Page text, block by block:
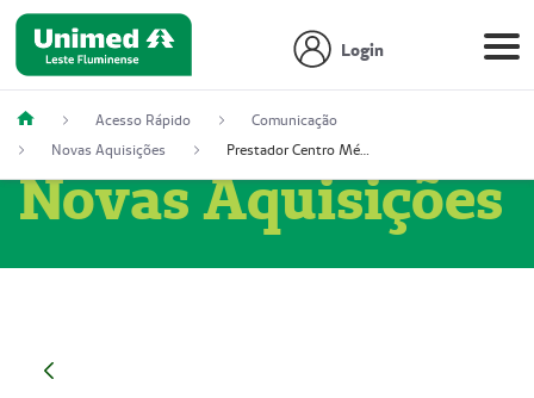
Login
Acesso Rápido
Comunicação
Novas Aquisições
Prestador Centro Médico Vitória Ltda, 51004350-4: Centro Médico Vitória Ltda (Nome Fantasia: Policlínica Master)
Novas Aquisições